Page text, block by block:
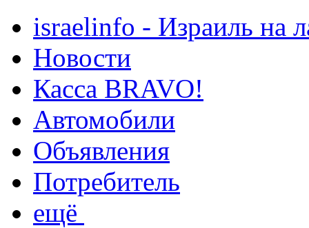
israelinfo - Израиль на
Новости
Касса BRAVO!
Автомобили
Объявления
Потребитель
ещё